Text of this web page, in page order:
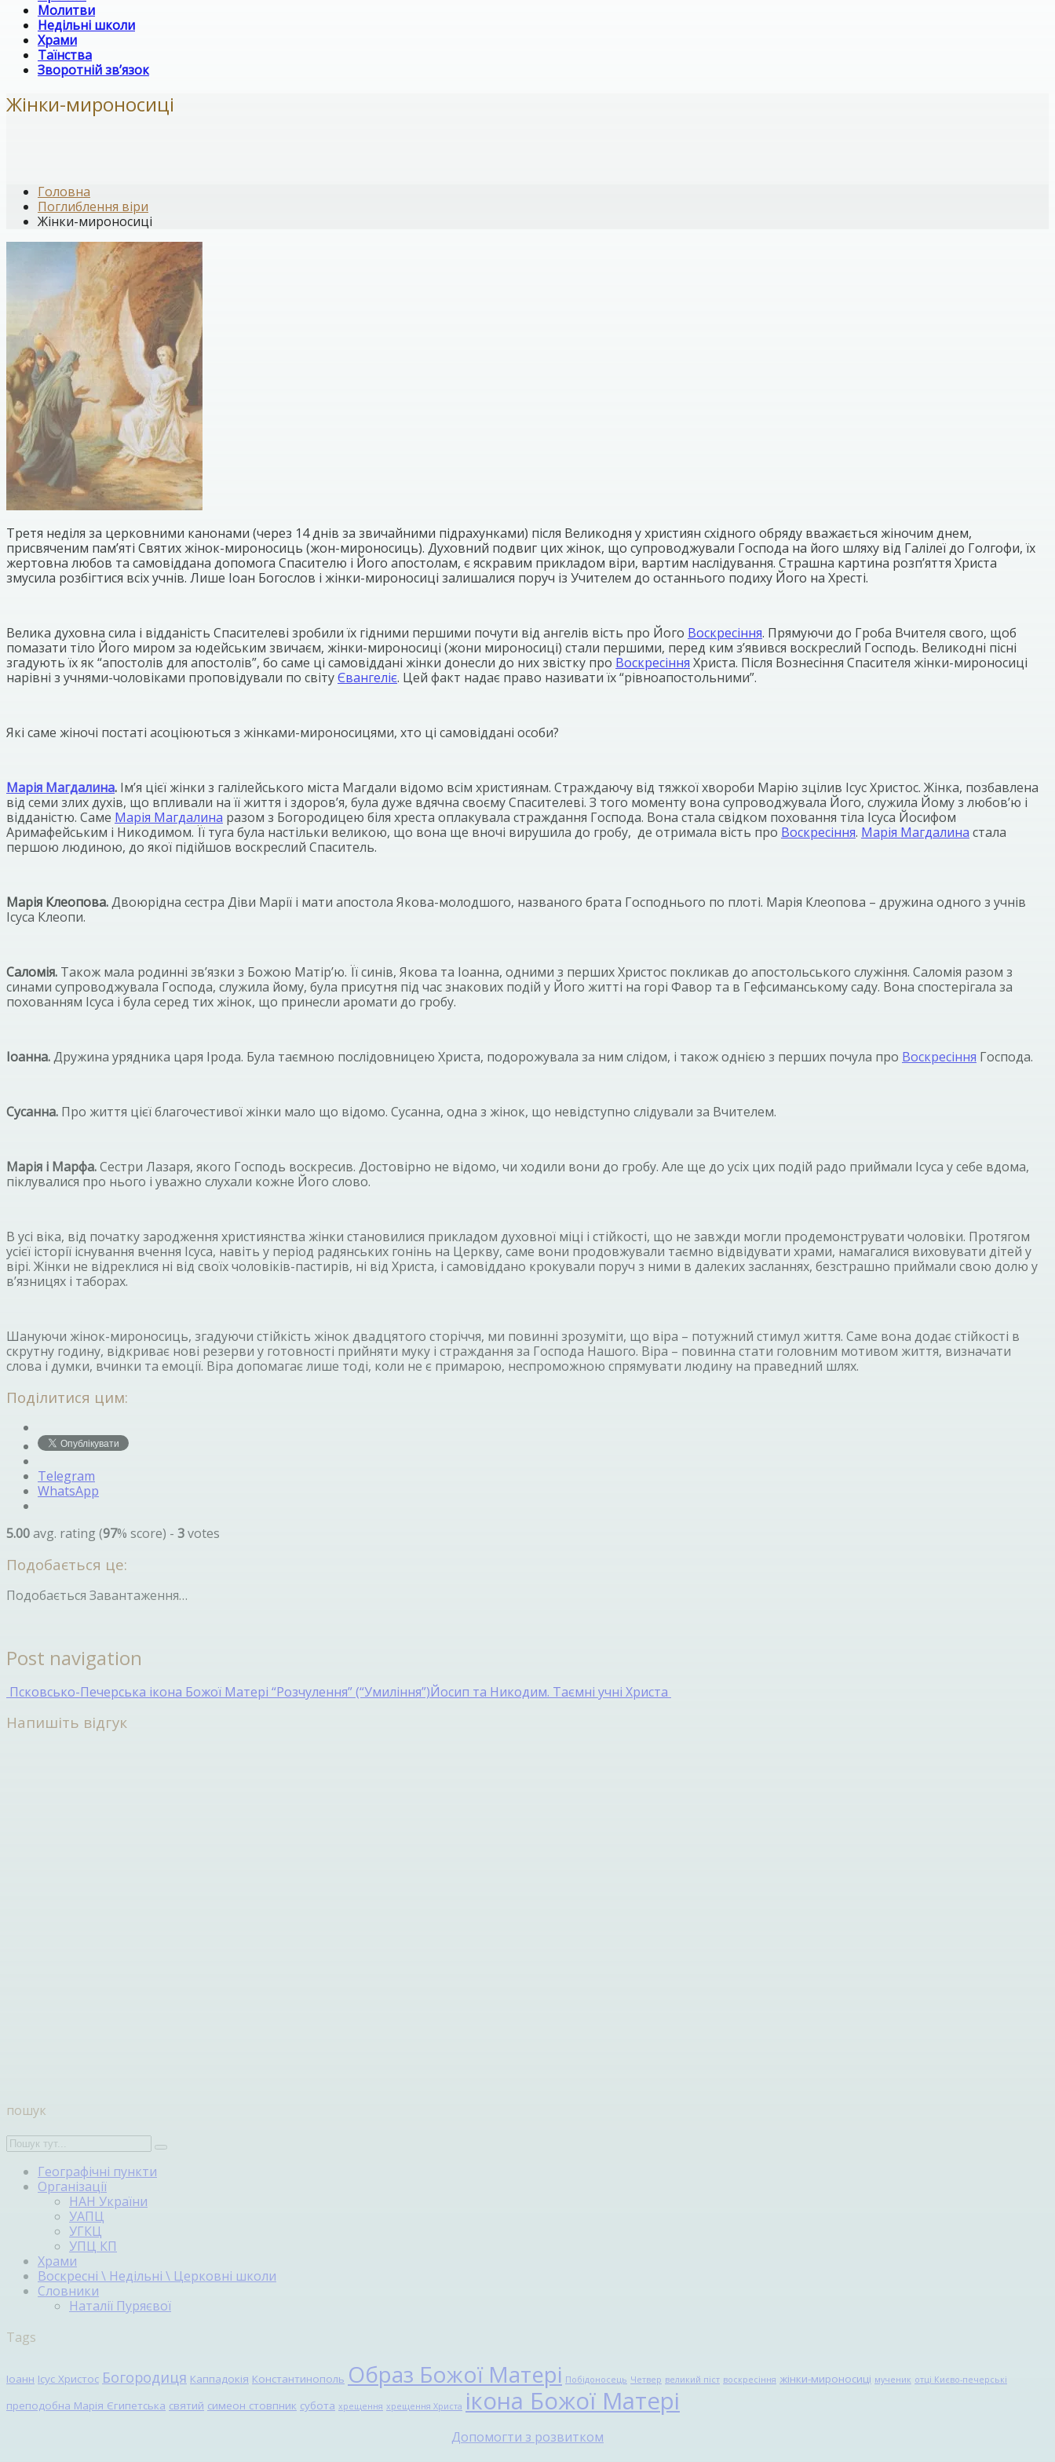
Молитви
Недільні школи
Храми
Таїнства
Зворотній зв’язок
Жінки-мироносиці
Головна
Поглиблення віри
Жінки-мироносиці
Третя неділя за церковними канонами (через 14 днів за звичайними підрахунками) після Великодня у християн східного обряду вважається жіночим днем,
присвяченим пам’яті Святих жінок-мироносиць (жон-мироносиць). Духовний подвиг цих жінок, що супроводжували Господа на його шляху від Галілеї до Голгофи, їх
жертовна любов та самовіддана допомога Спасителю і Його апостолам, є яскравим прикладом віри, вартим наслідування. Страшна картина розп’яття Христа
змусила розбігтися всіх учнів. Лише Іоан Богослов і жінки-мироносиці залишалися поруч із Учителем до останнього подиху Його на Хресті.
Велика духовна сила і відданість Спасителеві зробили їх гідними першими почути від ангелів вість про Його Воскресіння. Прямуючи до Гроба Вчителя свого, щоб
помазати тіло Його миром за юдейським звичаєм, жінки-мироносиці (жони мироносиці) стали першими, перед ким з’явився воскреслий Господь. Великодні пісні
згадують їх як “апостолів для апостолів”, бо саме ці самовіддані жінки донесли до них звістку про Воскресіння Христа. Після Вознесіння Спасителя жінки-мироносиці
нарівні з учнями-чоловіками проповідували по світуЄвангеліє. Цей факт надає право називати їх “рівноапостольними”.
Які саме жіночі постаті асоціюються з жінками-мироносицями, хто ці самовіддані особи?
Марія Магдалина. Ім’я цієї жінки з галілейського міста Магдали відомо всім християнам. Страждаючу від тяжкої хвороби Марію зцілив Ісус Христос. Жінка, позбавлена
від семи злих духів, що впливали на її життя і здоров’я, була дуже вдячна своєму Спасителеві. З того моменту вона супроводжувала Його, служила Йому з любов’ю і
відданістю. Саме Марія Магдалина разом з Богородицею біля хреста оплакувала страждання Господа. Вона стала свідком поховання тіла Ісуса Йосифом
Аримафейським і Никодимом. Її туга була настільки великою, що вона ще вночі вирушила до гробу, де отримала вість про Воскресіння. Марія Магдалина стала
першою людиною, до якої підійшов воскреслий Спаситель.
Марія Клеопова.Двоюрідна сестра Діви Марії і мати апостола Якова-молодшого, названого брата Господнього по плоті. Марія Клеопова – дружина одного з учнів
Ісуса Клеопи.
Саломія. Також мала родинні зв’язки з Божою Матір’ю. Її синів, Якова та Іоанна, одними з перших Христос покликав до апостольського служіння. Саломія разом з
синами супроводжувала Господа, служила йому, була присутня під час знакових подій у Його житті на горі Фавор та в Гефсиманському саду. Вона спостерігала за
похованням Ісуса і була серед тих жінок, що принесли аромати до гробу.
Іоанна.Дружина урядника царя Ірода. Була таємною послідовницею Христа, подорожувала за ним слідом, і також однією з перших почула про Воскресіння Господа.
Сусанна. Про життя цієї благочестивої жінки мало що відомо. Сусанна, одна з жінок, що невідступно слідували за Вчителем.
Марія і Марфа.Сестри Лазаря, якого Господь воскресив. Достовірно не відомо, чи ходили вони до гробу. Але ще до усіх цих подій радо приймали Ісуса у себе вдома,
піклувалися про нього і уважно слухали кожне Його слово.
В усі віка, від початку зародження християнства жінки становилися прикладом духовної міці і стійкості, що не завжди могли продемонструвати чоловіки. Протягом
усієї історії існування вчення Ісуса, навіть у період радянських гонінь на Церкву, саме вони продовжували таємно відвідувати храми, намагалися виховувати дітей у
вірі. Жінки не відреклися ні від своїх чоловіків-пастирів, ні від Христа, і самовіддано крокували поруч з ними в далеких засланнях, безстрашно приймали свою долю у
в’язницях і таборах.
Шануючи жінок-мироносиць, згадуючи стійкість жінок двадцятого сторіччя, ми повинні зрозуміти, що віра – потужний стимул життя. Саме вона додає стійкості в
скрутну годину, відкриває нові резерви у готовності прийняти муку і страждання за Господа Нашого. Віра – повинна стати головним мотивом життя, визначати
слова і думки, вчинки та емоції. Віра допомагає лише тоді, коли не є примарою, неспроможною спрямувати людину на праведний шлях.
Поділитися цим:
Telegram
WhatsApp
5.00avg. rating (97% score) - 3votes
Подобається це:
Подобається Завантаження…
Post navigation
Псковсько-Печерська ікона Божої Матері “Розчулення” (“Умиління”)Йосип та Никодим. Таємні учні Христа
Напишіть відгук
пошук
Географічні пункти
Організації
НАН України
УАПЦ
УГКЦ
УПЦ КП
Храми
Воскресні \ Недільні \ Церковні школи
Словники
Наталії Пуряєвої
Tags
Іоанн Ісус Христос Богородиця Каппадокія Константинополь Образ Божої Матері Побідоносець Четвер великий піст воскресіння жінки-мироносиці мученик отці Києво-печерські
преподобна Марія Єгипетська святий симеон стовпник субота хрещення хрещення Христа ікона Божої Матері
Допомогти з розвитком